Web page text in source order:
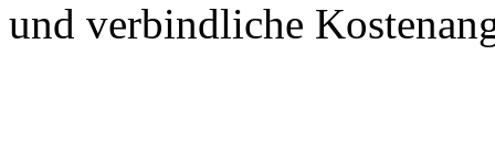
und verbindliche